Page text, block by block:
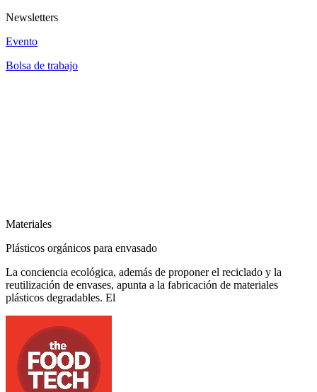
Newsletters
Evento
Bolsa de trabajo
Materiales
Plásticos orgánicos para envasado
La conciencia ecológica, además de proponer el reciclado y la
reutilización de envases, apunta a la fabricación de materiales
plásticos degradables. El